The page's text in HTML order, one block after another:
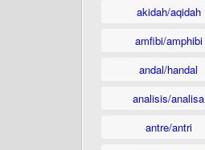
akidah/aqidah
amfibi/amphibi
andal/handal
analisis/analisa
antre/antri